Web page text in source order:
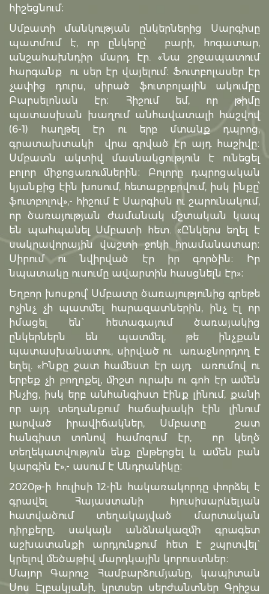
հիշեցնում։
Սմբատի մանկության ընկերներից Սարգիսը
պատմում է, որ ընկերը՝ բարի, հոգատար,
անշահախնդիր մարդ էր. «Նա շրջապատում
հարգանք ու սեր էր վայելում։ Ֆուտբոլասեր էր
չափից դուրս, սիրած ֆուտբոլային ակումբը
Բարսելոնան էր։ Հիշում եմ, որ թիմը
պատասխան խաղում անհավատալի հաշվով
(6-1) հաղթել էր ու երբ մտանք դպրոց,
գրատախտակի վրա գրված էր այդ հաշիվը։
Սմբատն ակտիվ մասնակցություն է ունեցել
բոլոր միջոցառումներին։ Բոլորը դպրոցական
կյանքից էին խոսում, հետաքրքրվում, իսկ ինքը՝
ֆուտբոլով»,- հիշում է Սարգիսն ու շարունակում,
որ ծառայության ժամանակ մշտական կապ
են պահպանել Սմբատի հետ. «Ընկերս եղել է
սակրավորային վաշտի ջոկի հրամանատար։
Սիրում ու նվիրված էր իր գործին։ Իր
նպատակը ուսումը ավարտին հասցնելն էր»։
Եղբոր խոսքով՝ Սմբատը ծառայությունից գրեթե
ոչինչ չի պատմել հարազատներին, ինչ էլ որ
իմացել են` հետագայում ծառայակից
ընկերներն են պատմել, թե ինչքան
պատասխանատու, սիրված ու առաջնորդող է
եղել. «Ինքը շատ համեստ էր այդ առումով ու
երբեք չի բողոքել, միշտ ուրախ ու գոհ էր ամեն
ինչից, իսկ երբ անհանգիստ էինք լինում, քանի
որ այդ տեղանքում հաճախակի էին լինում
լարված իրավիճակներ, Սմբատը շատ
հանգիստ տոնով համոզում էր, որ կեղծ
տեղեկատվություն ենք ընթերցել և ամեն բան
կարգին է»,- ասում է Անդրանիկը։
2020թ-ի հուլիսի 12-ին հակառակորդը փորձել է
գրավել Հայաստանի հյուսիսարևելյան
հատվածում տեղակայված մարտական
դիրքերը, սակայն անձնակազմի գրագետ
աշխատանքի արդյունքում հետ է շպրտվել`
կրելով մեծաթիվ մարդկային կորուստներ։
Մայոր Գարուշ Համբարձումյանը, կապիտան
Սոս Էլբակյանի, կրտսեր սերժանտներ Գրիշա